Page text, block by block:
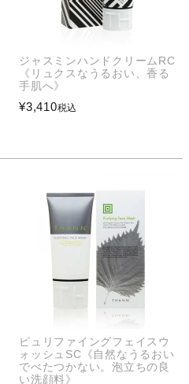
ジャスミンハンドクリームRC
《リュクスなうるおい、香る
手肌へ》
¥3,410税込
ピュリファイングフェイスウ
ォッシュSC《自然なうるおい
でべたつかない。泡立ちの良
い洗顔料》